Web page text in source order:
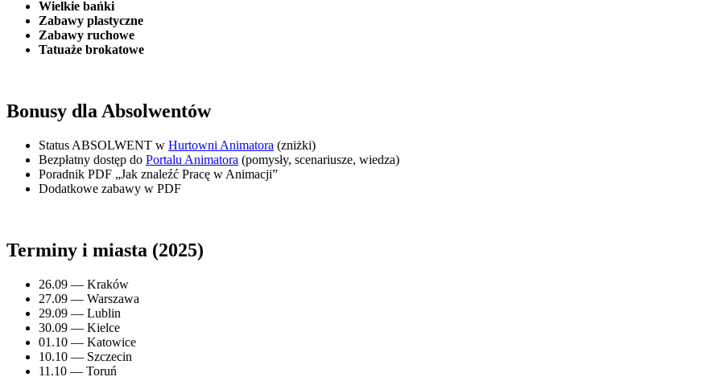
Wielkie bańki
Zabawy plastyczne
Zabawy ruchowe
Tatuaże brokatowe
Bonusy dla Absolwentów
Status ABSOLWENT w Hurtowni Animatora (zniżki)
Bezpłatny dostęp do Portalu Animatora (pomysły, scenariusze, wiedza)
Poradnik PDF „Jak znaleźć Pracę w Animacji”
Dodatkowe zabawy w PDF
Terminy i miasta (2025)
26.09 — Kraków
27.09 — Warszawa
29.09 — Lublin
30.09 — Kielce
01.10 — Katowice
10.10 — Szczecin
11.10 — Toruń